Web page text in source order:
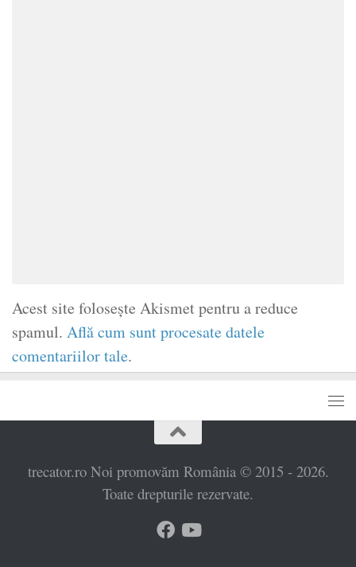
Acest site folosește Akismet pentru a reduce
spamul. Află cum sunt procesate datele
comentariilor tale.
trecator.ro Noi promovăm România © 2015 - 2026.
Toate drepturile rezervate.